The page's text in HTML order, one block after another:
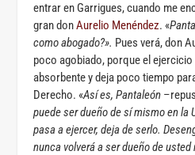
entrar en Garrigues, cuando me
gran donAurelio Menéndez. «
como abogado?». Pues verá, don
poco agobiado, porque el
absorbente y deja poco tiempo
Derecho. «Así es, Pantaleón
puede ser dueño de sí mismo en la
pasa a ejercer, deja de serlo.
nunca volverá a ser dueño de